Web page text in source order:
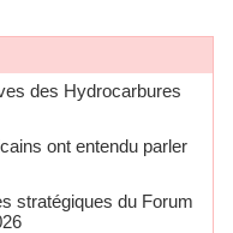
des Hydrocarbures
ont entendu parler
stratégiques du Forum